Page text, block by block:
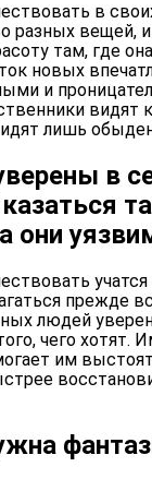
в
разных вещей,
там, где
новых
и
видят
лишь
в
они
учатся
прежде
людей
чего хотят.
им